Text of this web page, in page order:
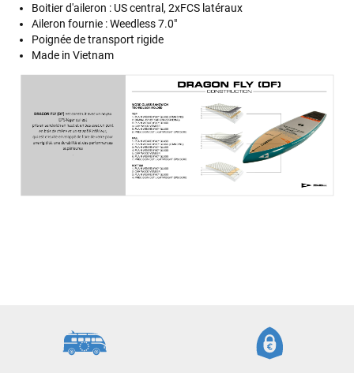
Boitier d'aileron : US central, 2xFCS latéraux
Aileron fournie : Weedless 7.0"
Poignée de transport rigide
Made in Vietnam
François
J’ai commandé un pack via leur site internet. À peine la
avec moi les caractéristiques des équipements, me conseiller
plus. Niveau réactivité, c’est au top : la commande est partie
le lendemain, et j’ai bien reçu tout le matériel dans un colis
propre et soigné. Plus qu’à tester ça sur l’eau ! Je
recommande vivement ce magasin pour son
professionnalisme et sa réactivité.
Maronui RICHMOND
il y a 3 mois